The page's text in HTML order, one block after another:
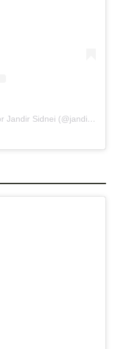
Uma publicação compartilhada por Jandir Sidnei (@jandirsidnei)